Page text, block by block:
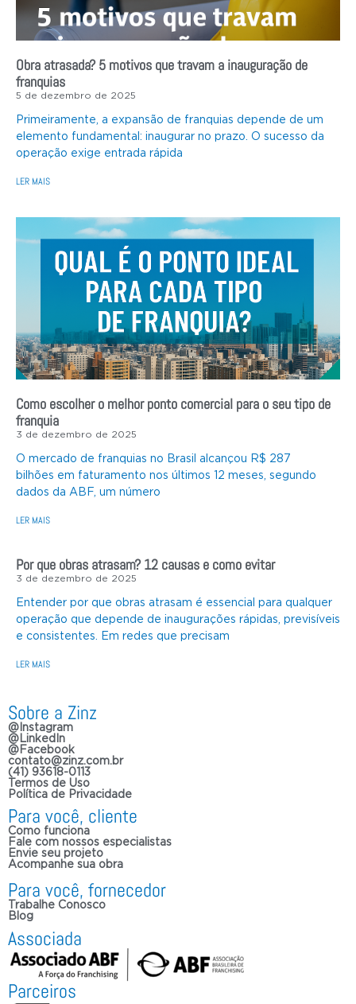
Obra atrasada? 5 motivos que travam a inauguração de
franquias
5 de dezembro de 2025
Primeiramente, a expansão de franquias depende de um
elemento fundamental: inaugurar no prazo. O sucesso da
operação exige entrada rápida
LER MAIS
Como escolher o melhor ponto comercial para o seu tipo de
franquia
3 de dezembro de 2025
O mercado de franquias no Brasil alcançou R$ 287
bilhões em faturamento nos últimos 12 meses, segundo
dados da ABF, um número
LER MAIS
Por que obras atrasam? 12 causas e como evitar
3 de dezembro de 2025
Entender por que obras atrasam é essencial para qualquer
operação que depende de inaugurações rápidas, previsíveis
e consistentes. Em redes que precisam
LER MAIS
Sobre a Zinz
@Instagram
@LinkedIn
@Facebook
contato@zinz.com.br
(41) 93618-0113
Termos de Uso
Política de Privacidade
Para você, cliente
Como funciona
Fale com nossos especialistas
Envie seu projeto
Acompanhe sua obra
Para você, fornecedor
Trabalhe Conosco
Blog
Associada
Parceiros